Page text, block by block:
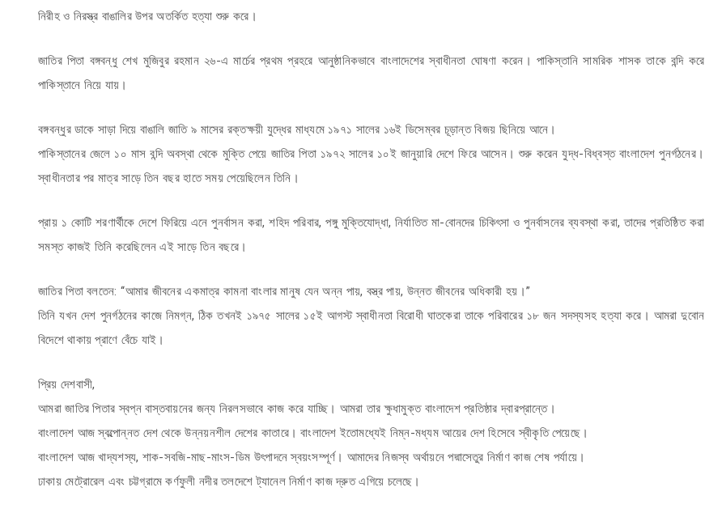
নিরীহ ও নিরস্ত্র বাঙালির উপর অতর্কিত হত্যা শুরু করে।
জাতির পিতা বঙ্গবন্ধু শেখ মুজিবুর রহমান ২৬-এ মার্চের প্রথম প্রহরে আনুষ্ঠানিকভাবে বাংলাদেশের স্বাধীনতা ঘোষণা করেন। পাকিস্তানি সামরিক শাসক তাকে বন্দি করে
পাকিস্তানে নিয়ে যায়।
বঙ্গবন্ধুর ডাকে সাড়া দিয়ে বাঙালি জাতি ৯ মাসের রক্তক্ষয়ী যুদ্ধের মাধ্যমে ১৯৭১ সালের ১৬ই ডিসেম্বর চূড়ান্ত বিজয় ছিনিয়ে আনে।
পাকিস্তানের জেলে ১০ মাস বন্দি অবস্থা থেকে মুক্তি পেয়ে জাতির পিতা ১৯৭২ সালের ১০ই জানুয়ারি দেশে ফিরে আসেন। শুরু করেন যুদ্ধ-বিধ্বস্ত বাংলাদেশ পুনর্গঠনের।
স্বাধীনতার পর মাত্র সাড়ে তিন বছর হাতে সময় পেয়েছিলেন তিনি।
প্রায় ১ কোটি শরণার্থীকে দেশে ফিরিয়ে এনে পুনর্বাসন করা, শহিদ পরিবার, পঙ্গু মুক্তিযোদ্ধা, নির্যাতিত মা-বোনদের চিকিৎসা ও পুনর্বাসনের ব্যবস্থা করা, তাদের প্রতিষ্ঠিত করা
সমস্ত কাজই তিনি করেছিলেন এই সাড়ে তিন বছরে।
জাতির পিতা বলতেন: ‘‘আমার জীবনের একমাত্র কামনা বাংলার মানুষ যেন অন্ন পায়, বস্ত্র পায়, উন্নত জীবনের অধিকারী হয়।”
তিনি যখন দেশ পুনর্গঠনের কাজে নিমগ্ন, ঠিক তখনই ১৯৭৫ সালের ১৫ই আগস্ট স্বাধীনতা বিরোধী ঘাতকেরা তাকে পরিবারের ১৮ জন সদস্যসহ হত্যা করে। আমরা দুবোন
বিদেশে থাকায় প্রাণে বেঁচে যাই।
প্রিয় দেশবাসী,
আমরা জাতির পিতার স্বপ্ন বাস্তবায়নের জন্য নিরলসভাবে কাজ করে যাচ্ছি। আমরা তার ক্ষুধামুক্ত বাংলাদেশ প্রতিষ্ঠার দ্বারপ্রান্তে।
বাংলাদেশ আজ স্বল্পোন্নত দেশ থেকে উন্নয়নশীল দেশের কাতারে। বাংলাদেশ ইতোমধ্যেই নিম্ন-মধ্যম আয়ের দেশ হিসেবে স্বীকৃতি পেয়েছে।
বাংলাদেশ আজ খাদ্যশস্য, শাক-সবজি-মাছ-মাংস-ডিম উৎপাদনে স্বয়ংসম্পূর্ণ। আমাদের নিজস্ব অর্থায়নে পদ্মাসেতুর নির্মাণ কাজ শেষ পর্যায়ে।
ঢাকায় মেট্রোরেল এবং চট্টগ্রামে কর্ণফুলী নদীর তলদেশে ট্যানেল নির্মাণ কাজ দ্রুত এগিয়ে চলেছে।